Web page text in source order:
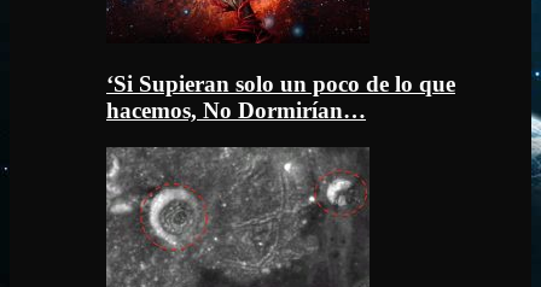
‘Si Supieran solo un poco de lo que
hacemos, No Dormirían…